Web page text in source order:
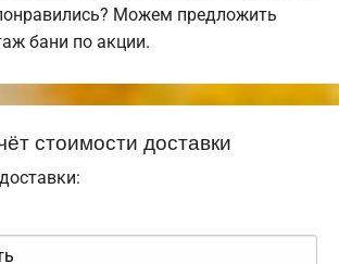
Можем предложить
бани по акции.
стоимости доставки